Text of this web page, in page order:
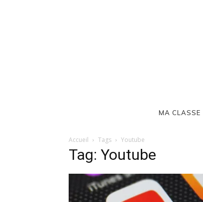
MA CLASSE
Accueil Tags Youtube
Tag: Youtube